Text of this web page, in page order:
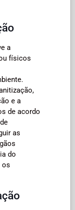
a
físicos
e a
de acordo
as
do
os